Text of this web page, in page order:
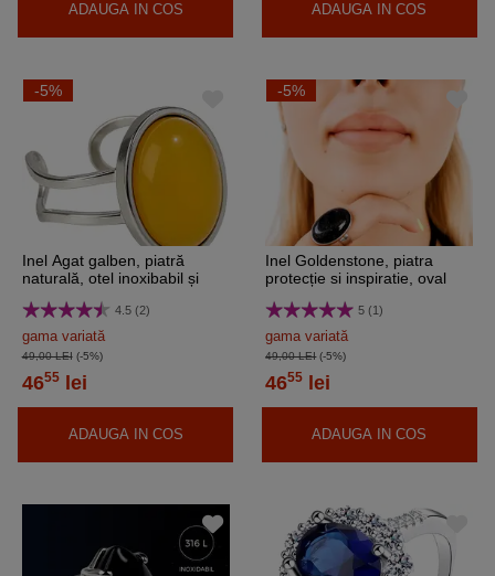
ADAUGA IN COS ADAUGA IN COS
-5%
Inel Agat galben, piatră
naturală, otel inoxibabil și
4.5 (2)
gama variată
49,00 LEI(-5%)
4655lei
ADAUGA IN COS
-5%
Inel Goldenstone, piatra
protecție si inspiratie, oval
dimensiune piatra 2,5 cm
5 (1)
gama variată
49,00 LEI(-5%)
4655 lei
ADAUGA IN COS